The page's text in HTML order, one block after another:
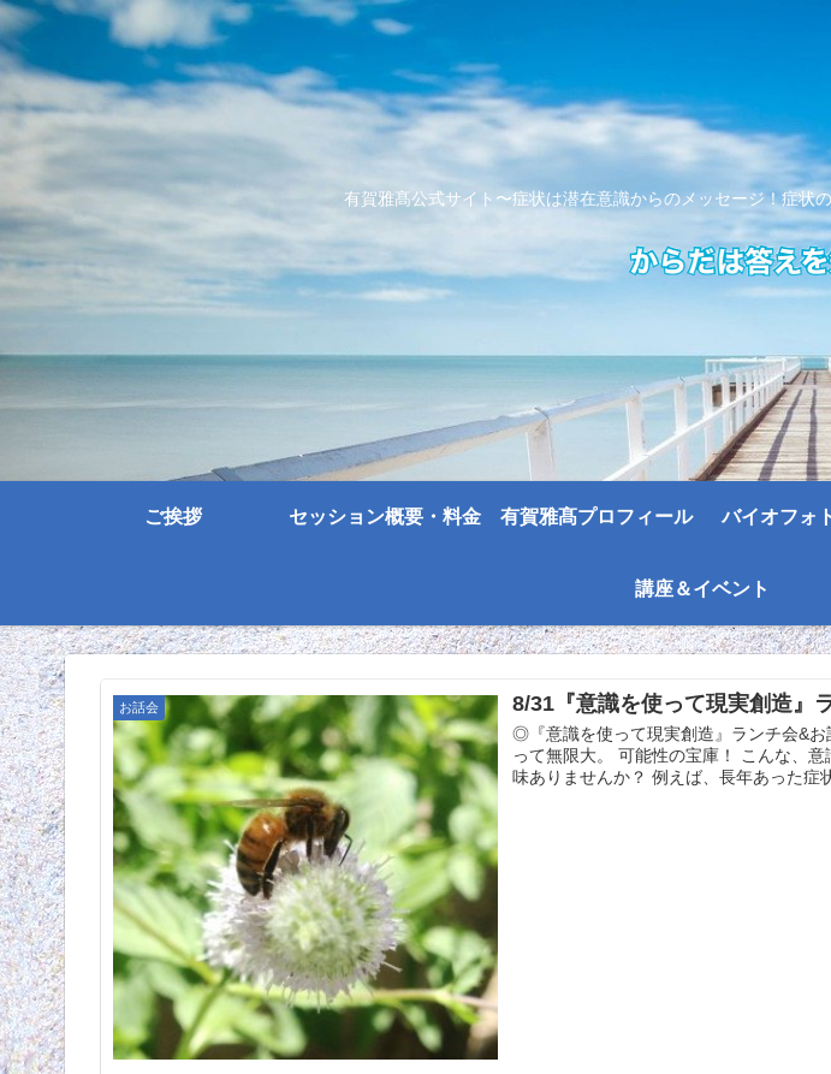
有賀雅髙公式サイト〜症状は潜在意識からのメッセージ！症状
ご挨拶 セッション概要・料金 有賀雅髙プロフィール バイオフォ
講座＆イベント
お話会 8/31『意識を使って現実創造』
◎『意識を使って現実創造』ランチ会&お
って無限大。 可能性の宝庫！ こんな、
味ありませんか？ 例えば、長年あった症